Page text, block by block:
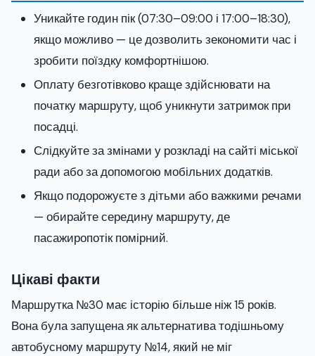
Уникайте годин пік (07:30–09:00 і 17:00–18:30),
якщо можливо — це дозволить зекономити час і
зробити поїздку комфортнішою.
Оплату безготівково краще здійснювати на
початку маршруту, щоб уникнути затримок при
посадці.
Слідкуйте за змінами у розкладі на сайті міської
ради або за допомогою мобільних додатків.
Якщо подорожуєте з дітьми або важкими речами
— обирайте середину маршруту, де
пасажиропотік помірний.
Цікаві факти
Маршрутка №30 має історію більше ніж 15 років.
Вона була запущена як альтернатива тодішньому
автобусному маршруту №14, який не міг